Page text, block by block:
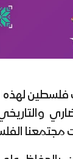
لهذه
مجتمعنا